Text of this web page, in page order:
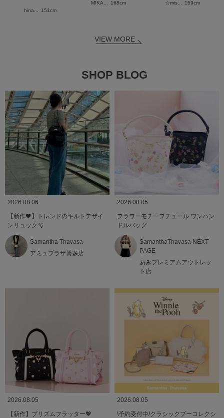
hina... 151cm
MIKA... 168cm ☆mis... 159cm
VIEW MORE
SHOP BLOG
2026.08.06
【新作🖤】トレンドのキルトデザイ
ンリュック🫧
Samantha Thavasa
アミュプラザ博多店
2026.08.05
フラワーモチーフチュール ワンハン
ドルバッグ
SamanthaThavasa NEXT
PAGE
あみプレミアムアウトレッ
ト店
2026.08.05
【新作】プリズムフラッター💖
2026.08.05
\予約受付中/クラシックプーコレクシ